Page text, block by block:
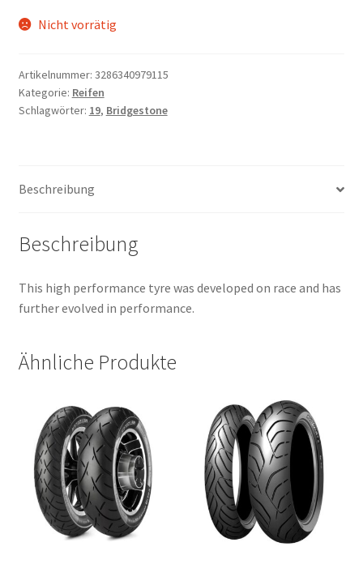
Nicht vorrätig
Artikelnummer: 3286340979115
Kategorie: Reifen
Schlagwörter: 19, Bridgestone
Beschreibung
Beschreibung
This high performance tyre was developed on race and has
further evolved in performance.
Ähnliche Produkte